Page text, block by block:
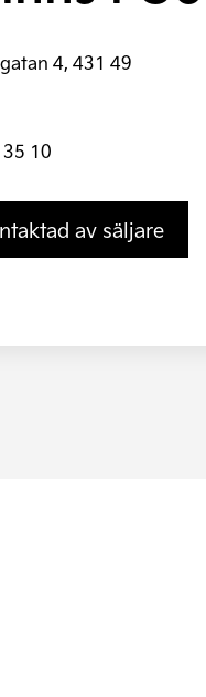
4, 431 49
10
av säljare